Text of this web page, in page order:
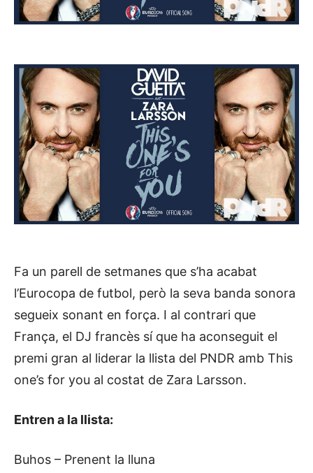
Fa un parell de setmanes que s’ha acabat
l’Eurocopa de futbol, però la seva banda sonora
segueix sonant en força. I al contrari que
França, el DJ francès sí que ha aconseguit el
premi gran al liderar la llista del PNDR amb This
one’s for you al costat de Zara Larsson.
Entren a la llista:
Buhos – Prenent la lluna